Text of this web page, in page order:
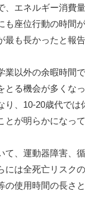
、エネルギー消費
も座位行動の時間
も長かったと報告
業以外の余暇時間
とる機会が多くな
り、10-20歳代で
が明らかになって
て、運動器障害、
には全死亡リスク
の使用時間の長さ